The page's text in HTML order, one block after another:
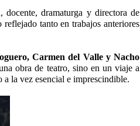
docente, dramaturga y directora de
tanto en trabajos anteriores
Carmen del Valle y Nacho
obra de teatro, sino en un viaje a
la vez esencial e imprescindible.